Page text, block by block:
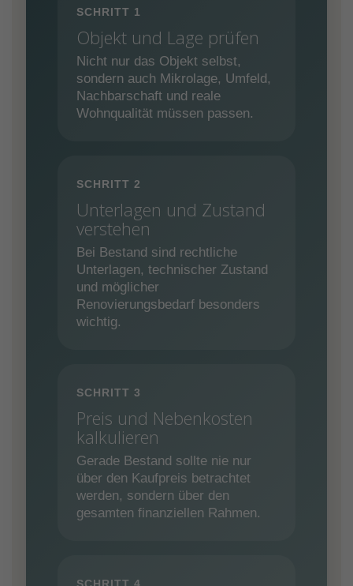
SCHRITT 1
Objekt und Lage prüfen
Nicht nur das Objekt selbst,
sondern auch Mikrolage, Umfeld,
Nachbarschaft und reale
Wohnqualität müssen passen.
SCHRITT 2
Unterlagen und Zustand
verstehen
Bei Bestand sind rechtliche
Unterlagen, technischer Zustand
und möglicher
Renovierungsbedarf besonders
wichtig.
SCHRITT 3
Preis und Nebenkosten
kalkulieren
Gerade Bestand sollte nie nur
über den Kaufpreis betrachtet
werden, sondern über den
gesamten finanziellen Rahmen.